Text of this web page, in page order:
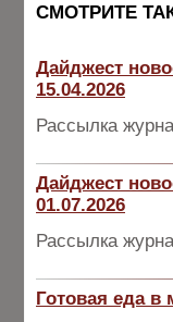
CМОТРИТЕ
Дайджест
15.04.2026
Рассылка
Дайджест
01.07.2026
Рассылка
Готовая еда в